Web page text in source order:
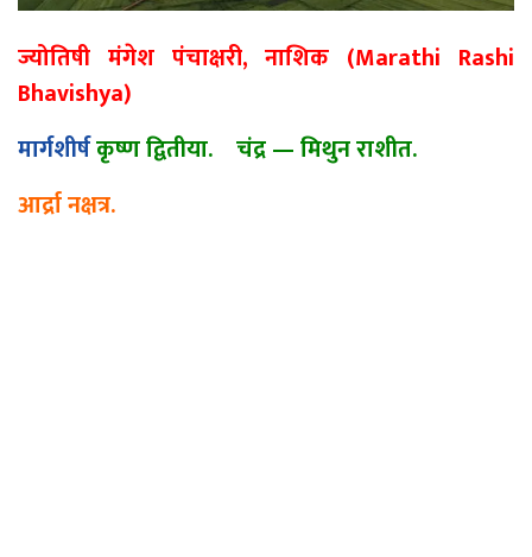
ज्योतिषी मंगेश पंचाक्षरी, नाशिक (Marathi Rashi
Bhavishya)
मार्गशीर्षकृष्ण द्वितीया. चंद्र—मिथुन राशीत.
आर्द्रा नक्षत्र.